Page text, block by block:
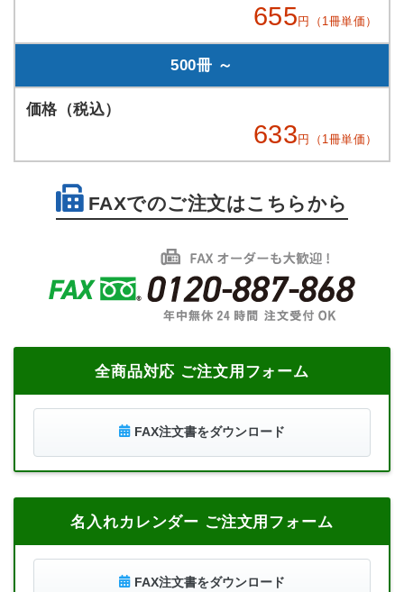
655 円（1冊単価）
500冊 ～
633 円（1冊単価）
FAXでのご注文はこちらから
全商品対応 ご注文用フォーム
FAX注文書をダウンロード
名入れカレンダー ご注文用フォーム
FAX注文書をダウンロード